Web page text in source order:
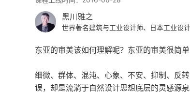
黑川雅之
世界著名建筑与工业设计师、日本工业设
东亚的审美该如何理解呢？东亚的审美很简
细微、群体、混沌、心象、不安、抑制、反
误，却是流淌于自然设计思想底层的灵感源泉